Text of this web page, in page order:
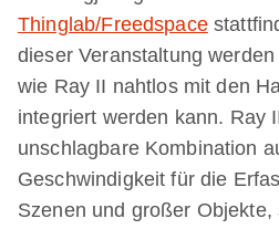
Thinglab/Freedspace
dieser Veranstaltung
wie Ray II nahtlos mit den
integriert werden kann. Ray
unschlagbare Kombination
Geschwindigkeit für die
Szenen und großer